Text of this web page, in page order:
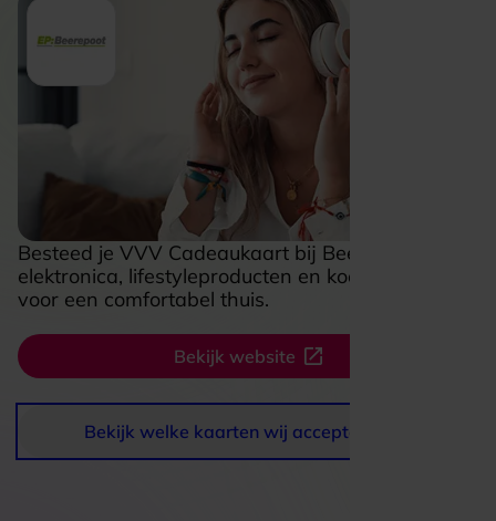
Besteed je VVV Cadeaukaart bij Beerepoot aan
elektronica, lifestyleproducten en kookaccessoires
voor een comfortabel thuis.
Bekijk website
Bekijk welke kaarten wij accepteren